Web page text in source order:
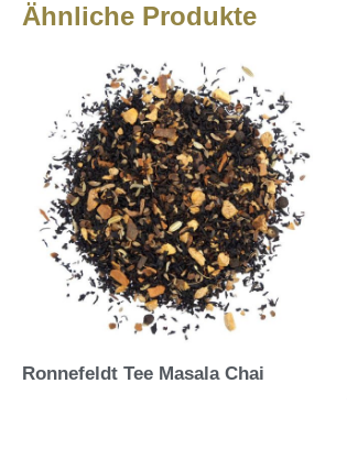
Ähnliche Produkte
Ronnefeldt Tee Masala Chai